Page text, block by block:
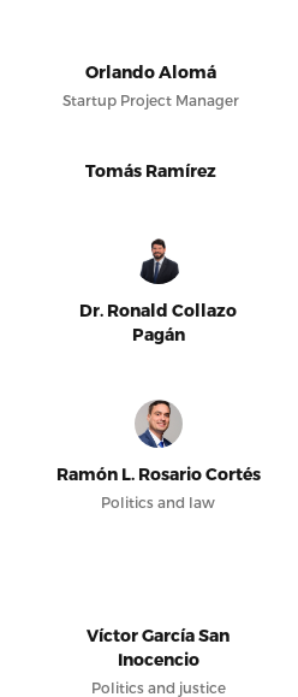
Orlando Alomá
Startup Project Manager
Tomás Ramírez
Dr. Ronald Collazo
Pagán
Ramón L. Rosario Cortés
Politics and law
Víctor García San
Inocencio
Politics and justice